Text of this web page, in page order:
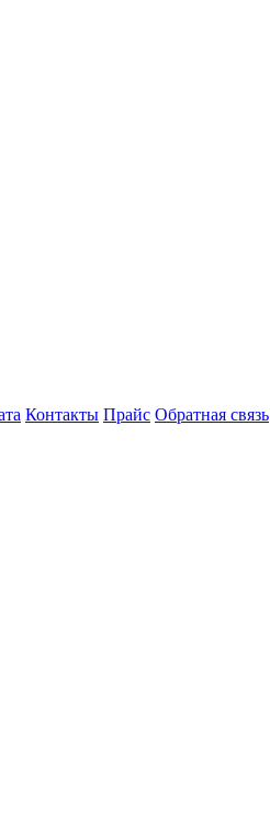
Контакты Прайс Обратная связь